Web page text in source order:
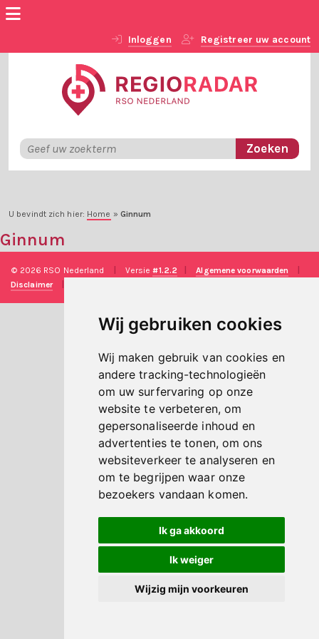
Wij gebruiken cookies
Wij maken gebruik van cookies en
andere tracking-technologieën
om uw surfervaring op onze
website te verbeteren, om
gepersonaliseerde inhoud en
advertenties te tonen, om ons
websiteverkeer te analyseren en
om te begrijpen waar onze
bezoekers vandaan komen.
Ik ga akkoord
Ik weiger
Wijzig mijn voorkeuren
Inloggen Registreer uw account
U bevindt zich hier: Home » Ginnum
Ginnum
© 2026 RSO Nederland Versie#1.2.2 Algemene voorwaarden
Disclaimer